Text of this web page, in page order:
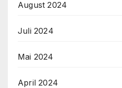
August 2024
Juli 2024
Mai 2024
April 2024